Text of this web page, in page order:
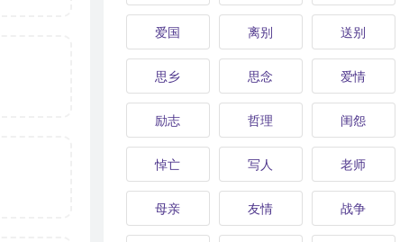
爱国 离别 送别
思乡 思念 爱情
励志 哲理 闺怨
悼亡 写人 老师
母亲 友情 战争